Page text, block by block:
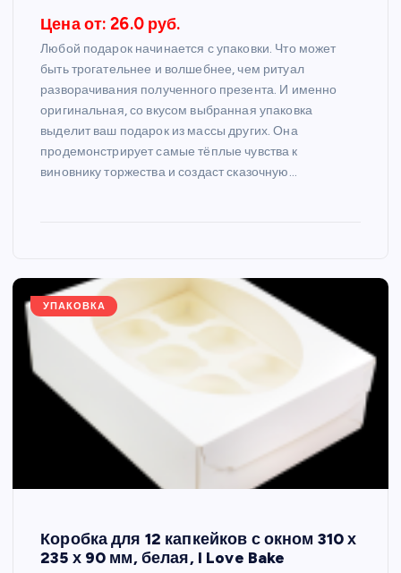
Цена от: 26.0 руб.
Любой подарок начинается с упаковки. Что может
быть трогательнее и волшебнее, чем ритуал
разворачивания полученного презента. И именно
оригинальная, со вкусом выбранная упаковка
выделит ваш подарок из массы других. Она
продемонстрирует самые тёплые чувства к
виновнику торжества и создаст сказочную…
УПАКОВКА
Коробка для 12 капкейков с окном 310 х
235 х 90 мм, белая, I Love Bake